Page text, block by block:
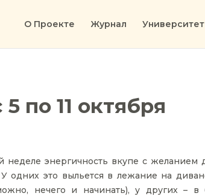
О Проекте Журнал Университет
по 11 октября
неделе энергичность вкупе с желанием
одних это выльется в лежание на
нечего и начинать), у других – в